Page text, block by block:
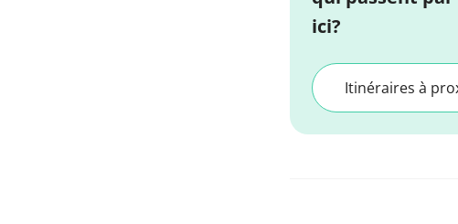
ici?
Itinéraires à